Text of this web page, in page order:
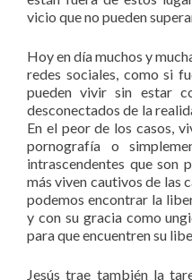
vicio que no pueden
Hoy en día muchos y
redes sociales, como si
pueden vivir sin estar
desconectados de la
En el peor de los casos,
pornografía o
intrascendentes que son
más viven cautivos de las
podemos encontrar la
y con su gracia como
para que encuentren su
Jesús trae también la